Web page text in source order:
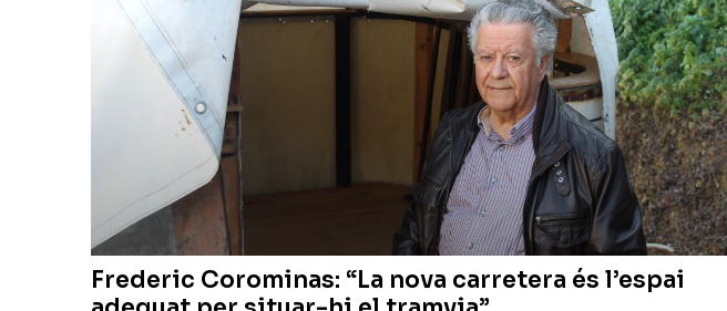
Frederic Corominas: “La nova carretera és l’espai